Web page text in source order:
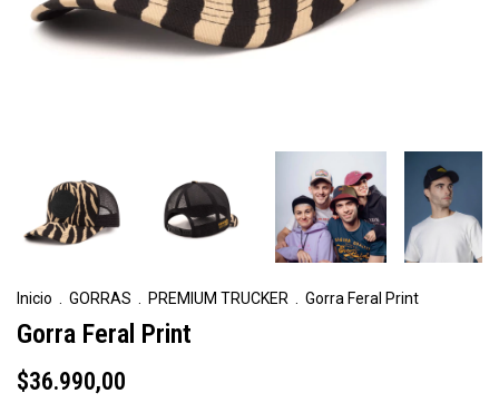
Inicio GORRAS PREMIUM TRUCKER Gorra Feral Print
Gorra Feral Print
$36.990,00